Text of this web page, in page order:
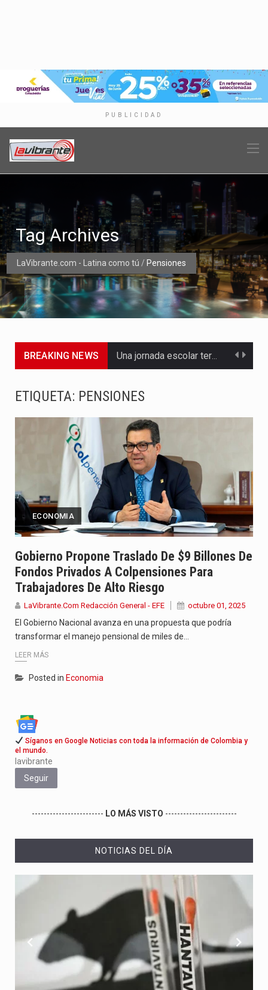
PUBLICIDAD
LaVibrante.com - Latina como tú / Pensiones
Tag Archives
BREAKING NEWS Una jornada escolar terminó en tragedia este viernes 7 de…
El presidente electo Abelardo de la Espriella aseguró que durante…
Las autoridades sanitarias de Francia y España mantienen bajo vigilancia…
ETIQUETA: PENSIONES
ECONOMIA
Gobierno Propone Traslado De $9 Billones De
Fondos Privados A Colpensiones Para
Trabajadores De Alto Riesgo
LaVibrante.Com Redacción General - EFE octubre 01, 2025
El Gobierno Nacional avanza en una propuesta que podría
transformar el manejo pensional de miles de…
LEER MÁS
Posted in Economia
Síganos en Google Noticias con toda la información de Colombia y
el mundo.
lavibrante
Seguir
------------------------ LO MÁS VISTO ------------------------
NOTICIAS DEL DÍA